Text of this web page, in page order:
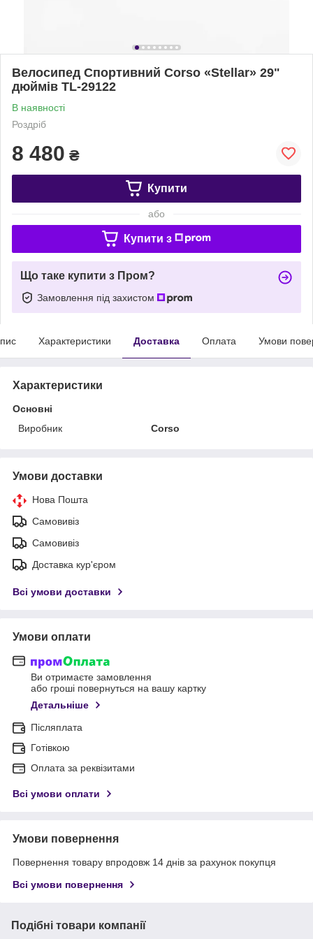
Велоcипед Спортивний Corso «Stellar» 29"
дюймів TL-29122
В наявності
Роздріб
8 480 ₴
Купити
або
Купити з
Що таке купити з Пром?
Замовлення під захистом
Характеристики Доставка Оплата Умови
Характеристики
Основні
Виробник
Corso
Умови доставки
Нова Пошта
Самовивіз
Самовивіз
Доставка кур'єром
Всі умови доставки
Умови оплати
Ви отримаєте замовлення
або гроші повернуться на вашу картку
Детальніше
Післяплата
Готівкою
Оплата за реквізитами
Всі умови оплати
Умови повернення
Повернення товару впродовж 14 днів за рахунок покупця
Всі умови повернення
Подібні товари компанії